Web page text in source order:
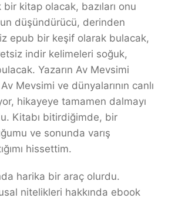
bir kitap olacak, bazıları onu
düşündürücü, derinden
epub bir keşif olarak bulacak,
indir kelimeleri soğuk,
Yazarın Av Mevsimi
Mevsimi ve dünyalarının canlı
hikayeye tamamen dalmayı
Kitabı bitirdiğimde, bir
ve sonunda varış
hissettim.
harika bir araç olurdu.
nitelikleri hakkında ebook